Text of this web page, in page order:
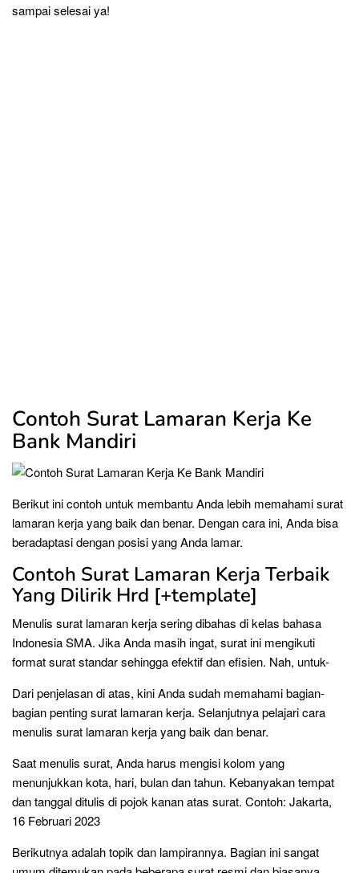
sampai selesai ya!
Contoh Surat Lamaran Kerja Ke
Bank Mandiri
Berikut ini contoh untuk membantu Anda lebih memahami surat
lamaran kerja yang baik dan benar. Dengan cara ini, Anda bisa
beradaptasi dengan posisi yang Anda lamar.
Contoh Surat Lamaran Kerja Terbaik
Yang Dilirik Hrd [+template]
Menulis surat lamaran kerja sering dibahas di kelas bahasa
Indonesia SMA. Jika Anda masih ingat, surat ini mengikuti
format surat standar sehingga efektif dan efisien. Nah, untuk-
Dari penjelasan di atas, kini Anda sudah memahami bagian-
bagian penting surat lamaran kerja. Selanjutnya pelajari cara
menulis surat lamaran kerja yang baik dan benar.
Saat menulis surat, Anda harus mengisi kolom yang
menunjukkan kota, hari, bulan dan tahun. Kebanyakan tempat
dan tanggal ditulis di pojok kanan atas surat. Contoh: Jakarta,
16 Februari 2023
Berikutnya adalah topik dan lampirannya. Bagian ini sangat